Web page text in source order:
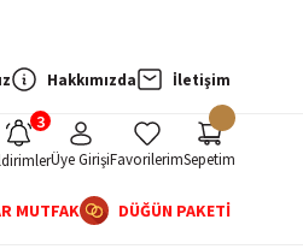
Hakkımızda İletişim
Üye GirişiFavorilerimSepetim
MUTFAK DÜĞÜN PAKETİ